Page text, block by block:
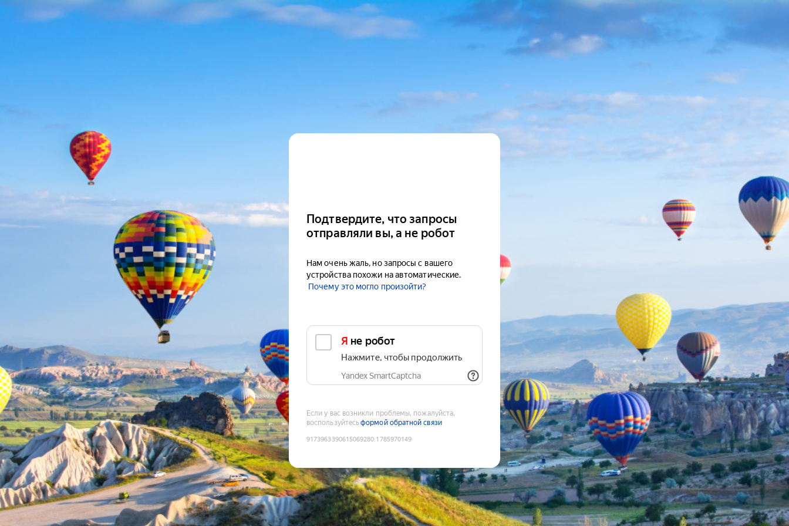
Подтвердите, что запросы
отправляли вы, а не робот
Нам очень жаль, но запросы с вашего
устройства похожи на автоматические.
Почему это могло произойти?
Я не робот
Нажмите, чтобы продолжить
Yandex SmartCaptcha
Если у вас возникли проблемы, пожалуйста,
воспользуйтесьформой обратной связи
9173963390615069280:1785970149